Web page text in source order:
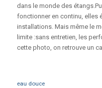
dans le monde des
fonctionner en continu, elles
installations. Mais même le
limite :sans entretien, les
cette photo, on retrouve un
eau douce